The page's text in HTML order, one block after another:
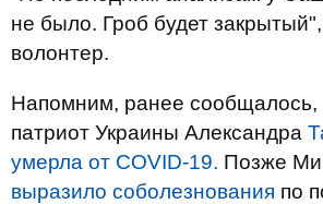
не было. Гроб будет
волонтер.
Напомним, ранее сообщалось,
патриот Украины Александра
умерла от COVID-19. Позже
выразило соболезнования по